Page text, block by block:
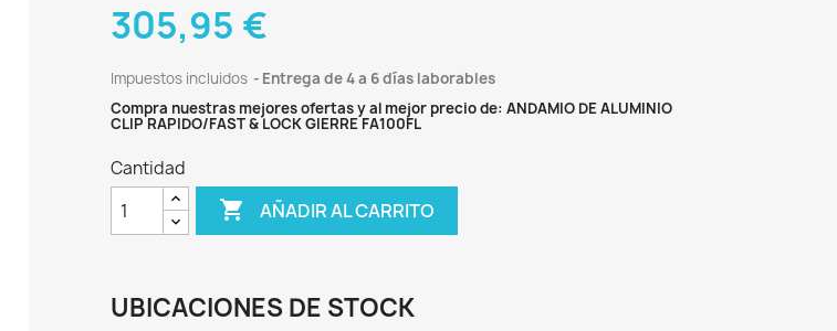
305,95 €
Impuestos incluidos
Entrega de 4 a 6 días laborables
Compra nuestras mejores ofertas y al mejor precio de: ANDAMIO DE ALUMINIO
CLIP RAPIDO/FAST & LOCK GIERRE FA100FL
Cantidad
 AÑADIR AL CARRITO
UBICACIONES DE STOCK